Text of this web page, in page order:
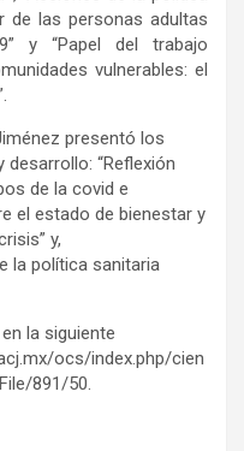
de las personas adultas
y “Papel del trabajo
vulnerables: el
presentó los
“Reflexión
de la covid e
el estado de bienestar y
y,
la política sanitaria
la siguiente
ocs/index.php/cien
891/50.